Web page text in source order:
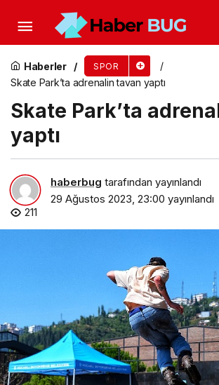
Haberler SPOR
Skate Park’ta adrenalin tavan yaptı
Skate Park’ta
yaptı
haberbug tarafından yayınlandı
29 Ağustos 2023, 23:00 yayınlandı
211
Uluslararası Konya Yarı